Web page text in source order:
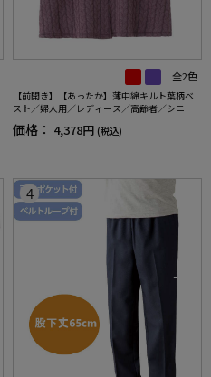
全2色
【前開き】【あったか】薄中綿キルト葉柄ベ
スト／婦人用／レディース／高齢者／シニア
／秋冬／洗濯OK／自宅で洗える／名前記入欄
付／両脇ポケット／お出かけ／ギフト【CF】
価格： 4,378円 (税込)
4